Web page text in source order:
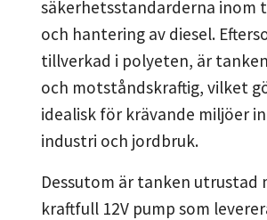
säkerhetsstandarderna inom
och hantering av diesel.
tillverkad i polyeten, är
och motståndskraftig, vilket
idealisk för krävande miljöer
industri och jordbruk.
Dessutom är tanken utrustad
kraftfull 12V pump som